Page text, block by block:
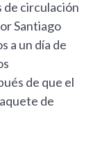
de circulación
Santiago
a un día de
de que el
de